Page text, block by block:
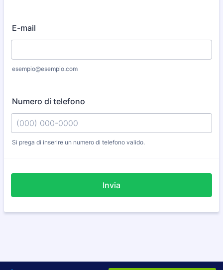
E-mail
esempio@esempio.com
Numero di telefono
Si prega di inserire un numero di telefono valido.
Invia